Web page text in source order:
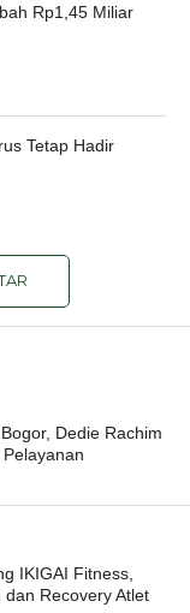
Rp1,45 Miliar
Tetap Hadir
Dedie Rachim
IKIGAI Fitness,
Recovery Atlet